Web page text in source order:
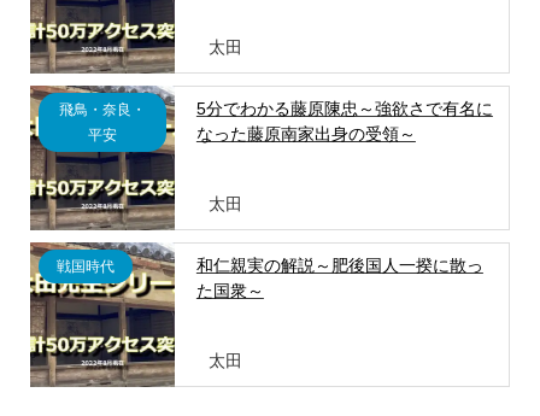
太田
飛鳥・奈良・
平安
5分でわかる藤原陳忠～強欲さで有名に
なった藤原南家出身の受領～
太田
戦国時代
和仁親実の解説～肥後国人一揆に散っ
た国衆～
太田